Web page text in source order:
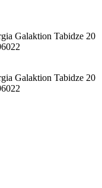
Galaktion Tabidze 20
Galaktion Tabidze 20